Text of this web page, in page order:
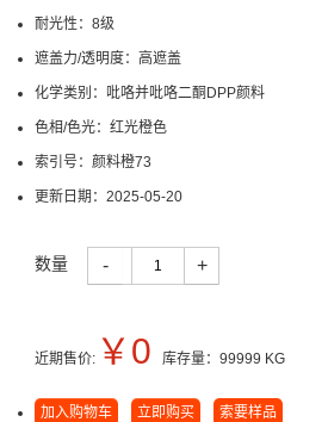
耐光性： 8级
遮盖力/透明度： 高遮盖
化学类别： 吡咯并吡咯二酮DPP颜料
色相/色光： 红光橙色
索引号： 颜料橙73
更新日期： 2025-05-20
数量 - +
近期售价: ￥0 库存量： 99999 KG
加入购物车 立即购买 索要样品